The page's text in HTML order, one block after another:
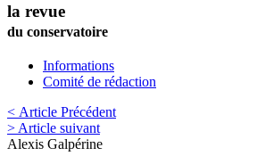
la revue
du conservatoire
Informations
Comité de rédaction
< Article Précédent
> Article suivant
Alexis Galpérine